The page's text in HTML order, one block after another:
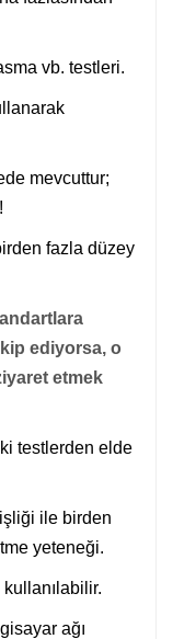
vb. testleri.
mevcuttur;
fazla düzey
ediyorsa, o
etmek
testlerden elde
ile birden
yeteneği.
ağı